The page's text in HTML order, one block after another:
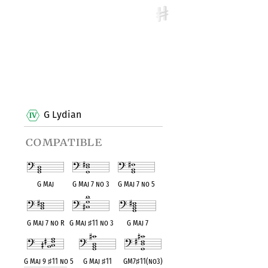
G Lydian
compatible
G Maj G Maj 7 no 3 G Maj 7 no 5
G Maj 7 no R G Maj♯11 no 3 G Maj 7
G Maj 9 ♯11 no 5 G Maj♯11 GM7♯11(no3)